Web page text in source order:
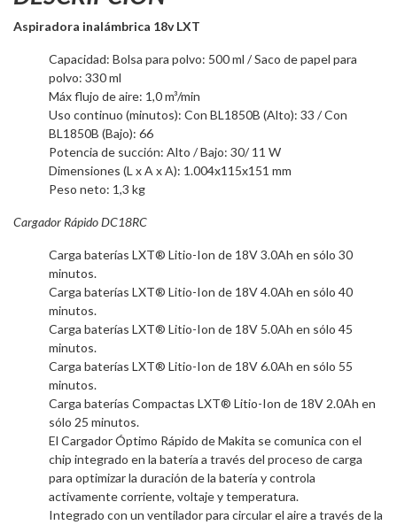
Aspiradora inalámbrica 18v LXT
Capacidad: Bolsa para polvo: 500 ml / Saco de papel para
polvo: 330 ml
Máx flujo de aire: 1,0 m³/min
Uso continuo (minutos): Con BL1850B (Alto): 33 / Con
BL1850B (Bajo): 66
Potencia de succión: Alto / Bajo: 30/ 11 W
Dimensiones (L x A x A): 1.004x115x151 mm
Peso neto: 1,3 kg
Cargador Rápido DC18RC
Carga baterías LXT® Litio-Ion de 18V 3.0Ah en sólo 30
minutos.
Carga baterías LXT® Litio-Ion de 18V 4.0Ah en sólo 40
minutos.
Carga baterías LXT® Litio-Ion de 18V 5.0Ah en sólo 45
minutos.
Carga baterías LXT® Litio-Ion de 18V 6.0Ah en sólo 55
minutos.
Carga baterías Compactas LXT® Litio-Ion de 18V 2.0Ah en
sólo 25 minutos.
El Cargador Óptimo Rápido de Makita se comunica con el
chip integrado en la batería a través del proceso de carga
para optimizar la duración de la batería y controla
activamente corriente, voltaje y temperatura.
Integrado con un ventilador para circular el aire a través de la